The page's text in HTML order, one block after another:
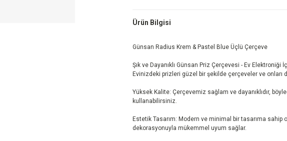
Ürün Bilgisi
Günsan Radius Krem & Pastel Blue Üçlü Çerçeve
Şık ve Dayanıklı Günsan Priz Çerçevesi - Ev Elektroniği
Evinizdeki prizleri güzel bir şekilde çerçeveler ve onları
Yüksek Kalite: Çerçevemiz sağlam ve dayanıklıdır,
kullanabilirsiniz.
Estetik Tasarım: Modern ve minimal bir tasarıma
dekorasyonuyla mükemmel uyum sağlar.